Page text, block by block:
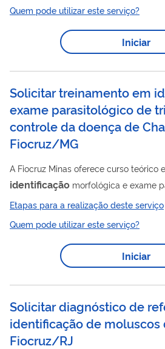
conhecimento de métodos de coleta e
Instituto Aggeu Magalhães (IAM) -
à manipulação de mosquitos. A...
Quem pode utilizar este serviço?
Iniciar
Solicitar treinamento em
exame parasitológico de
controle da doença de
Fiocruz/MG
A Fiocruz Minas oferece curso teórico
identificação morfológica e exame
triatomíneos (barbeiros) para controle
Etapas para a realização deste serviço
Quem pode utilizar este serviço?
Iniciar
Solicitar diagnóstico de
identificação de moluscos
Fiocruz/RJ